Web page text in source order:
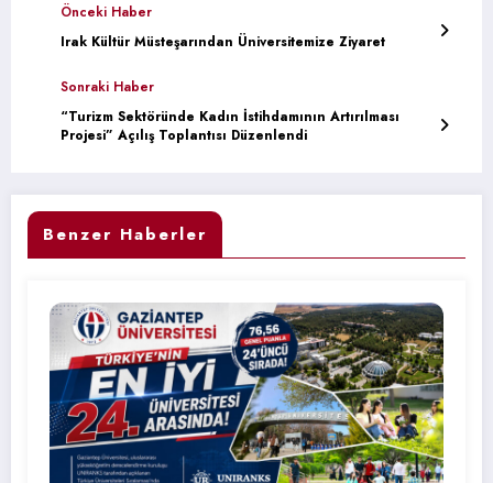
Önceki Haber
Irak Kültür Müsteşarından Üniversitemize Ziyaret
Sonraki Haber
“Turizm Sektöründe Kadın İstihdamının Artırılması
Projesi” Açılış Toplantısı Düzenlendi
Benzer Haberler